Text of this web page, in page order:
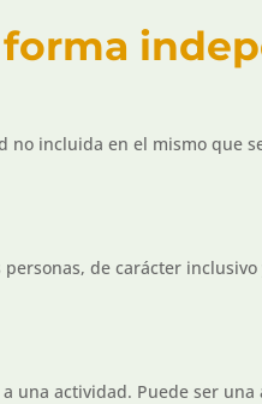
incluida en el mismo que
de carácter
una actividad. Puede ser